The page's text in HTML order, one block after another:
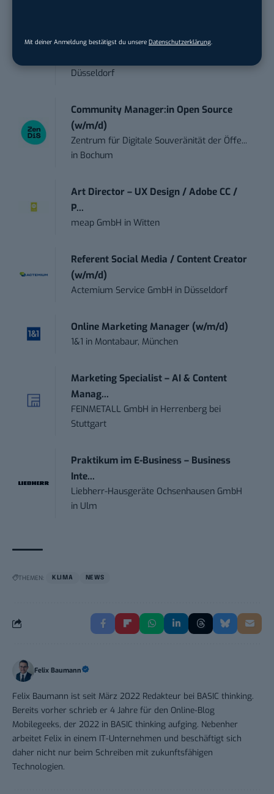
Mit deiner Anmeldung bestätigst du unsere Datenschutzerklärung
Management...
Düsseldorf
Community Manager:in Open Source
(w/m/d)
Zentrum für Digitale Souveränität der Öffe...
in Bochum
Art Director – UX Design / Adobe CC /
P...
meap GmbH inWitten
Referent Social Media / Content Creator
(w/m/d)
Actemium Service GmbH in Düsseldorf
Online Marketing Manager (w/m/d)
1&1 in Montabaur, München
Marketing Specialist – AI & Content
Manag...
FEINMETALL GmbH in Herrenberg bei
Stuttgart
Praktikum im E-Business – Business
Inte...
Liebherr-Hausgeräte Ochsenhausen GmbH
in Ulm
THEMEN: KLIMA NEWS
Felix Baumann
Felix Baumann ist seit März 2022 Redakteur bei BASIC thinking.
Bereits vorher schrieb er 4 Jahre für den Online-Blog
Mobilegeeks, der 2022 in BASIC thinking aufging. Nebenher
arbeitet Felix in einem IT-Unternehmen und beschäftigt sich
daher nicht nur beim Schreiben mit zukunftsfähigen
Technologien.